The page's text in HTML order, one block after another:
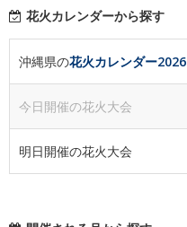
花火カレンダーから探す
沖縄県の花火カレンダー2026
今日開催の花火大会
明日開催の花火大会